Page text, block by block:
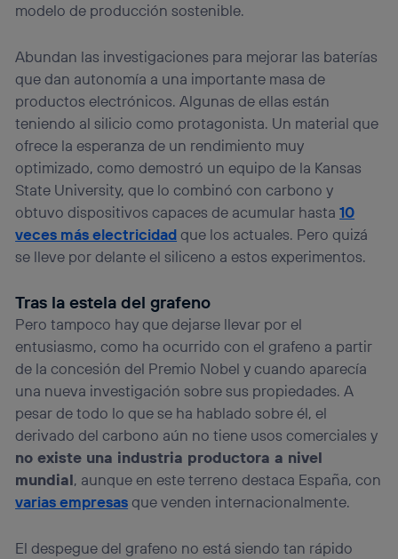
modelo de producción sostenible.
Abundan las investigaciones para mejorar las baterías
que dan autonomía a una importante masa de
productos electrónicos. Algunas de ellas están
teniendo al silicio como protagonista. Un material que
ofrece la esperanza de un rendimiento muy
optimizado, como demostró un equipo de la Kansas
State University, que lo combinó con carbono y
obtuvo dispositivos capaces de acumular hasta10
veces más electricidadque los actuales. Pero quizá
se lleve por delante el siliceno a estos experimentos.
Tras la estela del grafeno
Pero tampoco hay que dejarse llevar por el
entusiasmo, como ha ocurrido con el grafeno a partir
de la concesión del Premio Nobel y cuando aparecía
una nueva investigación sobre sus propiedades. A
pesar de todo lo que se ha hablado sobre él, el
derivado del carbono aún no tiene usos comerciales y
no existe una industria productora a nivel
mundial, aunque en este terreno destaca España, con
varias empresasque venden internacionalmente.
El despegue del grafeno no está siendo tan rápido